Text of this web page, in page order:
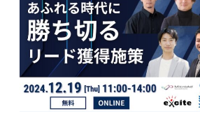
採用情報
お役立ち資料